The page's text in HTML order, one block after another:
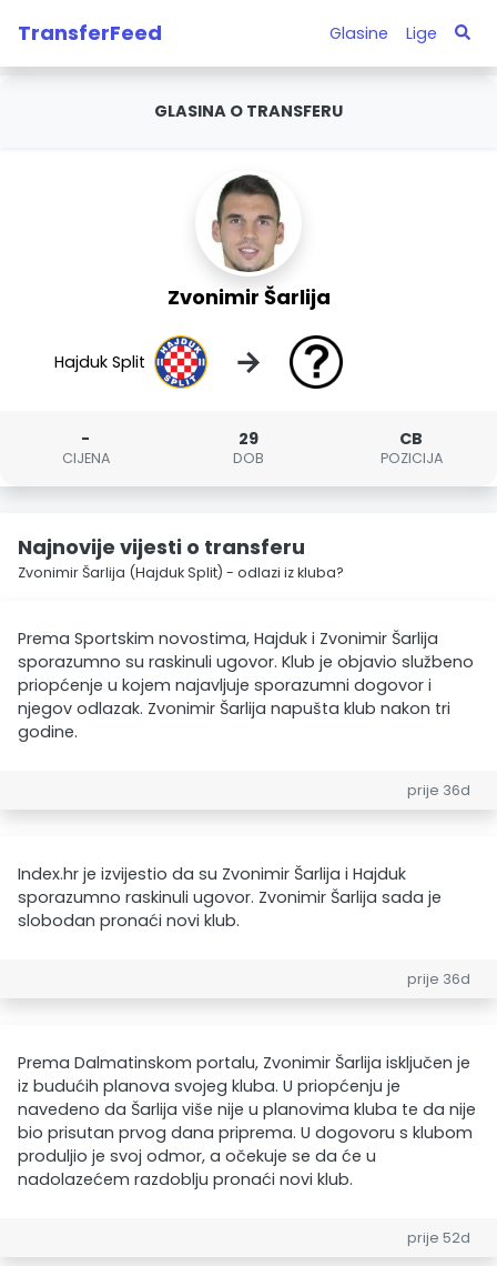
TransferFeed Glasine Lige
GLASINA O TRANSFERU
Zvonimir Šarlija
Hajduk Split →
-
CIJENA
29
DOB
CB
POZICIJA
Najnovije vijesti o transferu
Zvonimir Šarlija (Hajduk Split) - odlazi iz kluba?
Prema Sportskim novostima, Hajduk i Zvonimir Šarlija
sporazumno su raskinuli ugovor. Klub je objavio službeno
priopćenje u kojem najavljuje sporazumni dogovor i
njegov odlazak. Zvonimir Šarlija napušta klub nakon tri
godine.
prije 36d
Index.hr je izvijestio da su Zvonimir Šarlija i Hajduk
sporazumno raskinuli ugovor. Zvonimir Šarlija sada je
slobodan pronaći novi klub.
prije 36d
Prema Dalmatinskom portalu, Zvonimir Šarlija isključen je
iz budućih planova svojeg kluba. U priopćenju je
navedeno da Šarlija više nije u planovima kluba te da nije
bio prisutan prvog dana priprema. U dogovoru s klubom
produljio je svoj odmor, a očekuje se da će u
nadolazećem razdoblju pronaći novi klub.
prije 52d